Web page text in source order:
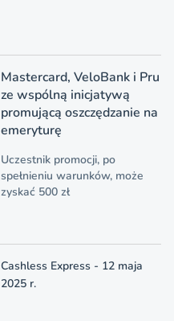
Mastercard, VeloBank i Pru
ze wspólną inicjatywą
promującą oszczędzanie na
emeryturę
Uczestnik promocji, po
spełnieniu warunków, może
zyskać 500 zł
Cashless Express - 12 maja
2025 r.